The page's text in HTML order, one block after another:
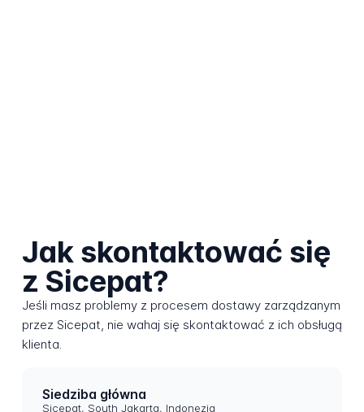
Jak skontaktować się
z Sicepat?
Jeśli masz problemy z procesem dostawy zarządzanym
przez Sicepat, nie wahaj się skontaktować z ich obsługą
klienta.
Siedziba główna
Sicepat, South Jakarta, Indonezja